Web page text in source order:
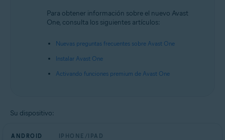
Para obtener información sobre el nuevo Avast
One, consulta los siguientes artículos:
Nuevas preguntas frecuentes sobre Avast One
Instalar Avast One
Activando funciones premium de Avast One
Su dispositivo:
ANDROID IPHONE/IPAD